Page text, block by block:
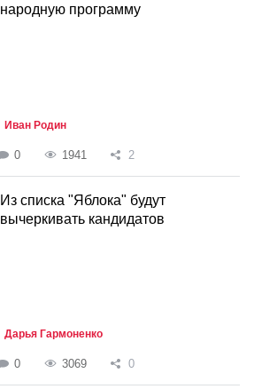
народную программу
Иван Родин
0 1941 2
Из списка "Яблока" будут
вычеркивать кандидатов
Дарья Гармоненко
0 3069 0